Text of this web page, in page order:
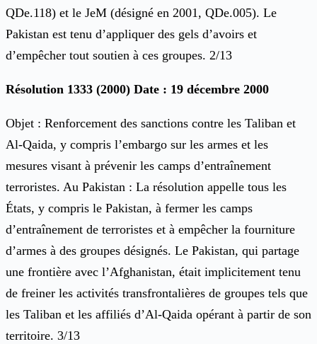
QDe.118) et le JeM (désigné en 2001, QDe.005). Le
Pakistan est tenu d’appliquer des gels d’avoirs et
d’empêcher tout soutien à ces groupes. 2/13
Résolution 1333 (2000) Date : 19 décembre 2000
Objet : Renforcement des sanctions contre les Taliban et
Al-Qaida, y compris l’embargo sur les armes et les
mesures visant à prévenir les camps d’entraînement
terroristes. Au Pakistan : La résolution appelle tous les
États, y compris le Pakistan, à fermer les camps
d’entraînement de terroristes et à empêcher la fourniture
d’armes à des groupes désignés. Le Pakistan, qui partage
une frontière avec l’Afghanistan, était implicitement tenu
de freiner les activités transfrontalières de groupes tels que
les Taliban et les affiliés d’Al-Qaida opérant à partir de son
territoire. 3/13